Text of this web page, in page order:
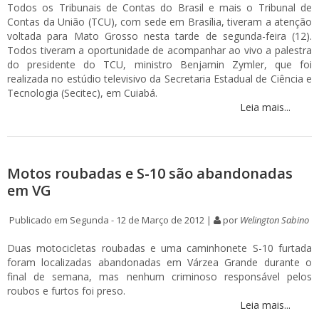
Todos os Tribunais de Contas do Brasil e mais o Tribunal de
Contas da União (TCU), com sede em Brasília, tiveram a atenção
voltada para Mato Grosso nesta tarde de segunda-feira (12).
Todos tiveram a oportunidade de acompanhar ao vivo a palestra
do presidente do TCU, ministro Benjamin Zymler, que foi
realizada no estúdio televisivo da Secretaria Estadual de Ciência e
Tecnologia (Secitec), em Cuiabá.
Leia mais...
Motos roubadas e S-10 são abandonadas
em VG
Publicado em Segunda - 12 de Março de 2012 | por Welington Sabino
Duas motocicletas roubadas e uma caminhonete S-10 furtada
foram localizadas abandonadas em Várzea Grande durante o
final de semana, mas nenhum criminoso responsável pelos
roubos e furtos foi preso.
Leia mais...